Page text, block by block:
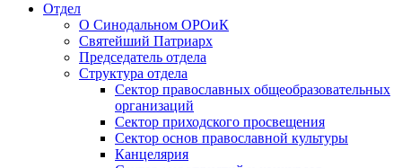
Отдел
О Синодальном ОРОиК
Святейший Патриарх
Председатель отдела
Структура отдела
Сектор православных общеобразовательных
организаций
Сектор приходского просвещения
Сектор основ православной культуры
Канцелярия